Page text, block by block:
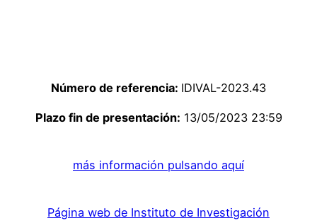
Número de referencia: IDIVAL-2023.43
Plazo fin de presentación: 13/05/2023 23:59
más información pulsando aquí
Página web de Instituto de Investigación